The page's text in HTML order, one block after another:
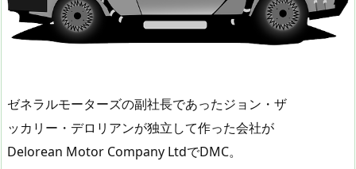
ゼネラルモーターズの副社長であったジョン・ザ
ッカリー・デロリアンが独立して作った会社が
Delorean Motor Company LtdでDMC。